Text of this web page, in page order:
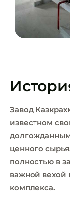
Завод
известном
ценного
полностью в
важной вехой
комплекса.